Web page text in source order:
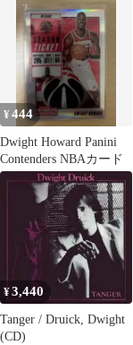
TEXAS [輸入盤]
¥444
Dwight Howard Panini
Contenders NBAカード
¥3,440
Tanger / Druick, Dwight
(CD)